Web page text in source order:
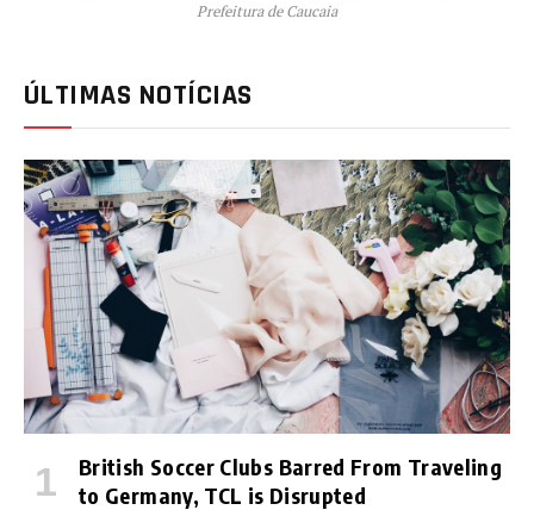
Prefeitura de Caucaia
ÚLTIMAS NOTÍCIAS
British Soccer Clubs Barred From Traveling
to Germany, TCL is Disrupted